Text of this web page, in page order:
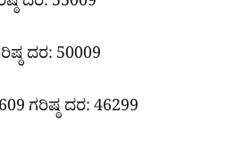
ದರ: 50009
ಗರಿಷ್ಠ ದರ: 46299